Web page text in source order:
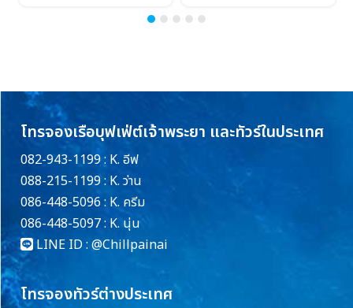
โทรจองเรือบุฟเฟ่ต์เจ้าพระยา และทัวร์ในประเทศ
082-943-1199 : K. อีฟ
088-215-1199 : K. ว่าน
086-448-5096 : K. ครีม
086-448-5097 : K. นุ่น
LINE ID : @Chillpainai
โทรจองทัวร์ต่างประเทศ